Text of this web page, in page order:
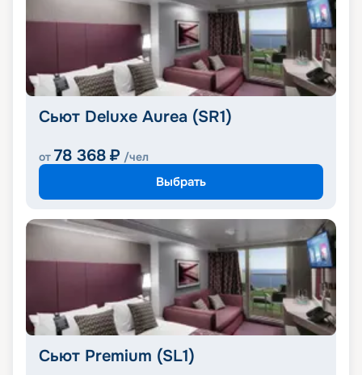
Сьют Deluxe Aurea (SR1)
от 78 368 ₽ /чел
Выбрать
Сьют Premium (SL1)